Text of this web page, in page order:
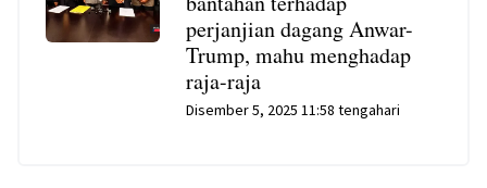
perjanjian dagang Anwar-
Trump, mahu menghadap
raja-raja
Disember 5, 2025 11:58 tengahari